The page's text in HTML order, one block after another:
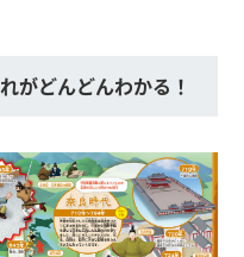
がどんどんわかる！